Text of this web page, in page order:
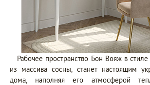
Рабочее пространство Бон Вояж в стиле
из массива сосны, станет настоящим
дома, наполняя его атмосферой